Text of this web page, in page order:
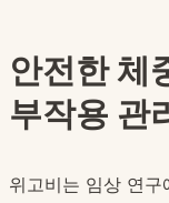
안전한 체
부작용 관
위고비는 임상 연